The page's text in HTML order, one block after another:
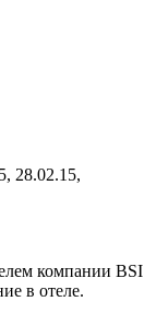
28.02.15,
компании BSI
в отеле.